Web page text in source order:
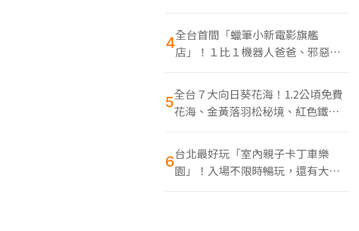
地點曝光
4全台首間「蠟筆小新電影旗艦
店」！１比１機器人爸爸、邪惡正
男，百款周邊買翻
5全台７大向日葵花海！1.2公頃免費
花海、金黃落羽松秘境、紅色鐵橋
同框
6台北最好玩「室內親子卡丁車樂
園」！入場不限時暢玩，還有大螢
幕Switch遊戲區